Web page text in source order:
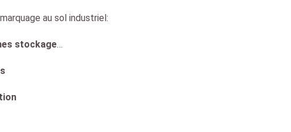
au sol industriel:
stockage…